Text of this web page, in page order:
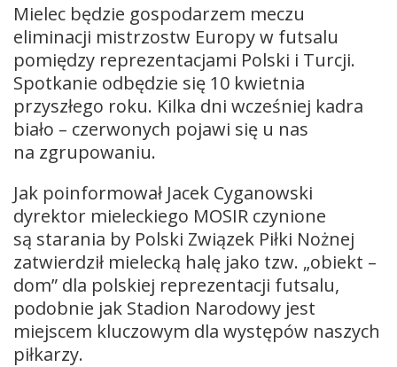
Mielec będzie gospodarzem meczu
eliminacji mistrzostw Europy w futsalu
pomiędzy reprezentacjami Polski i Turcji.
Spotkanie odbędzie się 10 kwietnia
przyszłego roku. Kilka dni wcześniej kadra
biało – czerwonych pojawi się u nas
na zgrupowaniu.
Jak poinformował Jacek Cyganowski
dyrektor mieleckiego MOSIR czynione
są starania by Polski Związek Piłki Nożnej
zatwierdził mielecką halę jako tzw. „obiekt –
dom” dla polskiej reprezentacji futsalu,
podobnie jak Stadion Narodowy jest
miejscem kluczowym dla występów naszych
piłkarzy.